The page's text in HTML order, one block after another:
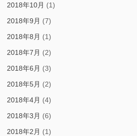
2018年10月 (1)
2018年9月 (7)
2018年8月 (1)
2018年7月 (2)
2018年6月 (3)
2018年5月 (2)
2018年4月 (4)
2018年3月 (6)
2018年2月 (1)